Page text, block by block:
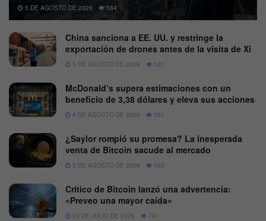
5 DE AGOSTO DE 2026 584
China sanciona a EE. UU. y restringe la
exportación de drones antes de la visita de Xi
5 DE AGOSTO DE 2026 531
McDonald’s supera estimaciones con un
beneficio de 3,38 dólares y eleva sus acciones
4 DE AGOSTO DE 2026 551
¿Saylor rompió su promesa? La inesperada
venta de Bitcoin sacude al mercado
3 DE AGOSTO DE 2026 583
Crítico de Bitcoin lanzó una advertencia:
«Preveo una mayor caída»
30 DE JULIO DE 2026 701